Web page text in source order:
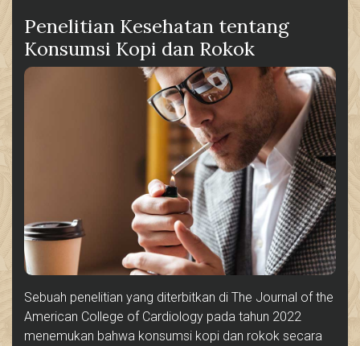
Penelitian Kesehatan tentang
Konsumsi Kopi dan Rokok
Sebuah penelitian yang diterbitkan di The Journal of the
American College of Cardiology pada tahun 2022
menemukan bahwa konsumsi kopi dan rokok secara